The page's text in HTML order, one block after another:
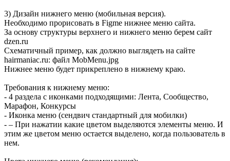
3) Дизайн нижнего меню (мобильная версия).
Необходимо прорисовать в Figme нижнее меню сайта.
За основу структуры верхнего и нижнего меню берем сайт
dzen.ru
Схематичный пример, как должно выглядеть на сайте
hairmaniac.ru: файл MobMenu.jpg
Нижнее меню будет прикреплено в нижнему краю.
Требования к нижнему меню:
- 4 раздела с иконками подходящими: Лента, Сообщество,
Марафон, Конкурсы
- Иконка меню (сендвич стандартный для мобилки)
- – При нажатии какие цветом выделяются элементы меню. И
этим же цветом меню остается выделено, когда пользователь в
нем.